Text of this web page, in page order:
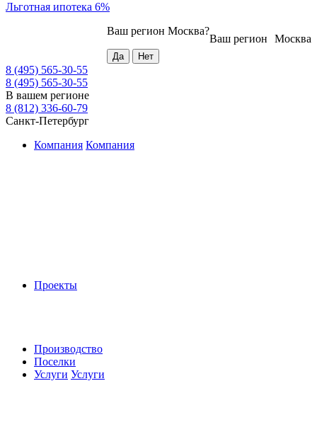
Льготная ипотека 6%
Москва
Ваш регион
Ваш регион Москва?
8 (495) 565-30-55
8 (495) 565-30-55
В вашем регионе
8 (812) 336-60-79
Санкт-Петербург
Компания Компания
Проекты
Производство
Поселки
Услуги Услуги